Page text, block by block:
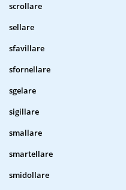
scrollare
sellare
sfavillare
sfornellare
sgelare
sigillare
smallare
smartellare
smidollare